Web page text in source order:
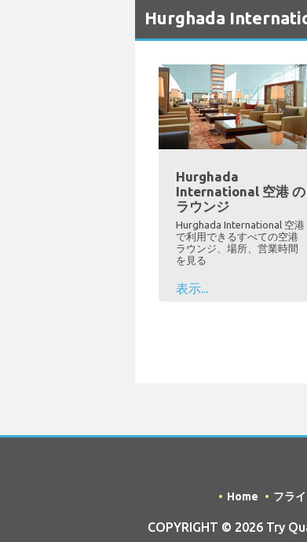
Hurghada
Hurghada
International 空港 の
ラウンジ
Hurghada International 空港
で利用できるすべての空港
ラウンジ、場所、営業時間
を見る
表示...
Home フライ
COPYRIGHT © 2026 Try